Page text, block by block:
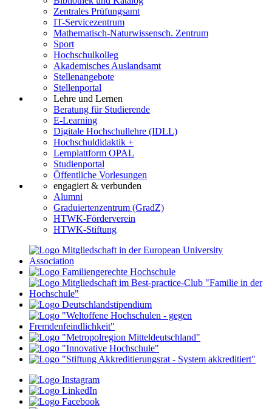
Zentrales Prüfungsamt
IT-Servicezentrum
Mathematisch-Naturwissensch. Zentrum
Sport
Hochschulkolleg
Akademisches Auslandsamt
Stellenangebote
Stellenportal
Lehre und Lernen
Beratung für Studierende
E-Learning
Digitale Hochschullehre (IDLL)
Hochschuldidaktik +
Lernplattform OPAL
Studienportal
Öffentliche Vorlesungen
engagiert & verbunden
Alumni
Graduiertenzentrum (GradZ)
HTWK-Förderverein
HTWK-Stiftung